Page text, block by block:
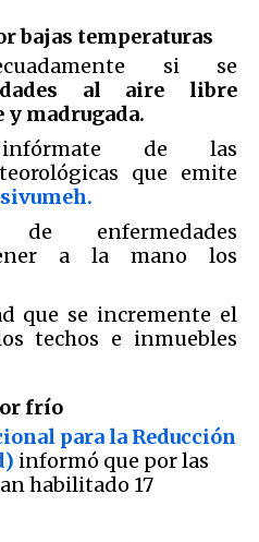
bajas temperaturas
si se
al aire libre
y madrugada.
infórmate de las
que emite
enfermedades
a la mano los
que se incremente el
techos e inmuebles
frío
para la Reducción
informó que por las
habilitado 17